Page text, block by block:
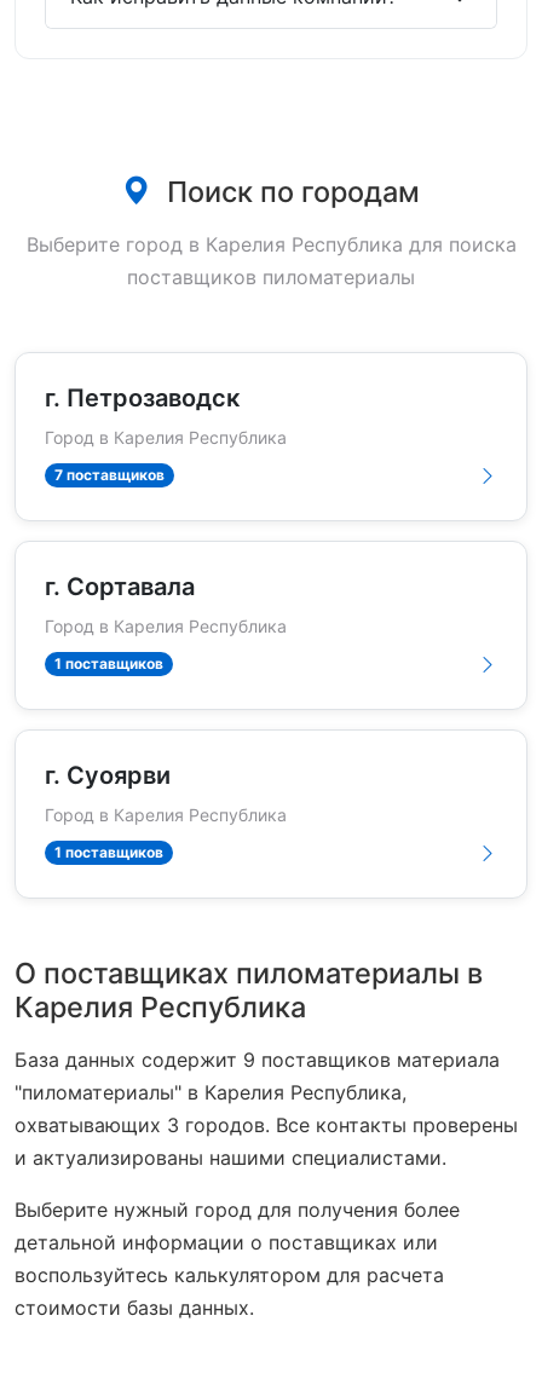
Поиск по городам
Выберите город в Карелия Республика для поиска
поставщиков пиломатериалы
г. Петрозаводск
Город в Карелия Республика
7 поставщиков
г. Сортавала
Город в Карелия Республика
1 поставщиков
г. Суоярви
Город в Карелия Республика
1 поставщиков
О поставщиках пиломатериалы в
Карелия Республика
База данных содержит 9 поставщиков материала
"пиломатериалы" в Карелия Республика,
охватывающих 3 городов. Все контакты проверены
и актуализированы нашими специалистами.
Выберите нужный город для получения более
детальной информации о поставщиках или
воспользуйтесь калькулятором для расчета
стоимости базы данных.